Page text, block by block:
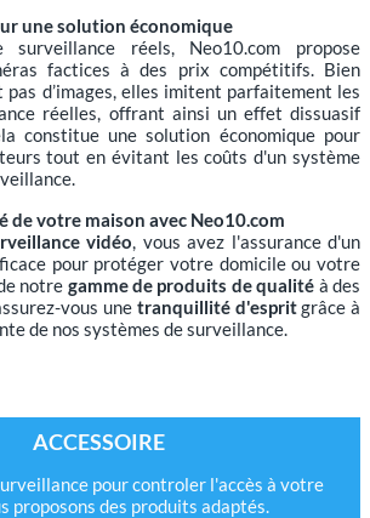
ACCESSOIRE
pour controler l'accès à votre
proposons des produits adaptés.
une solution économique
réels, Neo10.com propose
factices à des prix compétitifs. Bien
pas d’images, elles imitent parfaitement les
réelles, offrant ainsi un effet dissuasif
constitue une solution économique pour
tout en évitant les coûts d'un système
de votre maison avec Neo10.com
vidéo, vous avez l'assurance d'un
pour protéger votre domicile ou votre
notre gamme de produits de qualité à des
vous une tranquillité d'espritgrâce à
de nos systèmes de surveillance.